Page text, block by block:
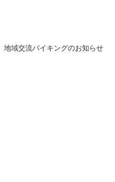
地域交流バイキングのお知らせ